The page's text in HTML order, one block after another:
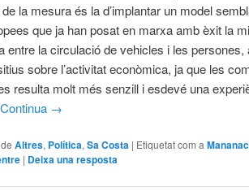
la mesura és la d’implantar un model
que ja han posat en marxa amb èxit la
entre la circulació de vehicles i les
sobre l’activitat econòmica, ja que les
resulta molt més senzill i esdevé una
Continua →
Altres, Política,Sa Costa | Etiquetat com a
| Deixa una resposta